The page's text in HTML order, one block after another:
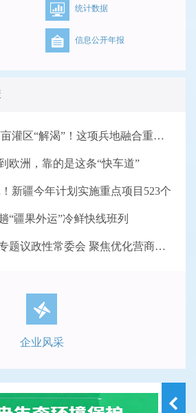
统计数据
信息公开年报
39.55亿投资21万亩灌区“解渴”！这项兵地融合重大水...
欧洲，靠的是这条“快车道”
新疆今年计划实施重点项目523个
“疆果外运”冷鲜快线班列
昆玉市政协召开专题议政性常委会 聚焦优化营商环境
企业风采